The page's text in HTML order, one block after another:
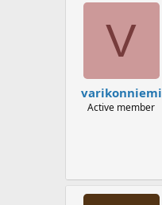
V
varikonniemi
Active member